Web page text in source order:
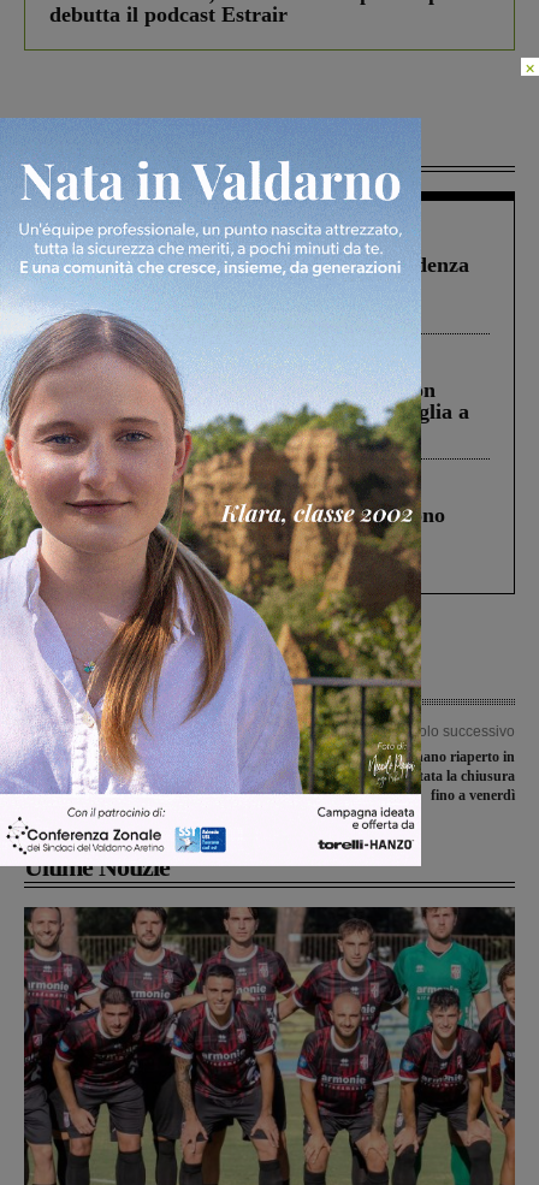
debutta il podcast Estrair
Più lette
Figline Incisa Valdarno 1 Agosto 2026
Piscina di Figline finanziata oltre la scadenza
Pnrr, il gruppo di Fratelli d’Italia: “Un
ringraziamento al Governo”
Cronaca 3 Agosto 2026
Scomparso da una struttura di Castiglion
Fiorentino l’uomo che aveva ucciso la figlia a
Levane nel 2020
Cronaca 4 Agosto 2026
Un anno fa la strage in A1 in cui morirono
Gianni, Giulia e Franco. Lo schianto, il
processo, lo stop ai sorpassi fra tir....
Articolo precedente
Progetto Erasmus: ISIS Valdarno a
Barcellona
Articolo successivo
Sottopasso di Rignano riaperto in
anticipo al traffico: evitata la chiusura
fino a venerdì
Ultime Notizie
×